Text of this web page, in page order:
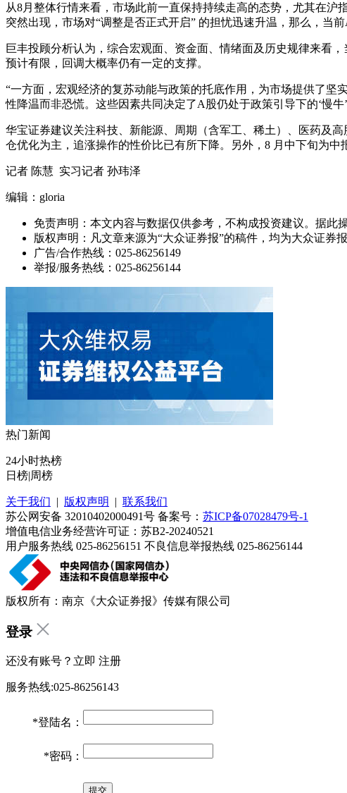
从8月整体行情来看，市场此前一直保持持续走高的态势，尤其在
突然出现，市场对“调整是否正式开启” 的担忧迅速升温，那么，当
巨丰投顾分析认为，综合宏观面、资金面、情绪面及历史规律来看
预计有限，回调大概率仍有一定的支撑。
“一方面，宏观经济的复苏动能与政策的托底作用，为市场提供了
性降温而非恐慌。这些因素共同决定了A股仍处于政策引导下的‘慢
华宝证券建议关注科技、新能源、周期（含军工、稀土）、医药及
仓优化为主，追涨操作的性价比已有所下降。另外，8 月中下旬为中
记者 陈慧 实习记者 孙玮泽
编辑：gloria
免责声明：本文内容与数据仅供参考，不构成投资建议。据此
版权声明：凡文章来源为“大众证券报”的稿件，均为大众证券
广告/合作热线：025-86256149
举报/服务热线：025-86256144
热门新闻
24小时热榜
日榜|周榜
关于我们 | 版权声明 | 联系我们
苏公网安备 32010402000491号 备案号： 苏ICP备07028479号-1
增值电信业务经营许可证：苏B2-20240521
用户服务热线 025-86256151 不良信息举报热线 025-86256144
版权所有：南京《大众证券报》传媒有限公司
登录
还没有账号？立即 注册
服务热线:025-86256143
*登陆名：
*密码：